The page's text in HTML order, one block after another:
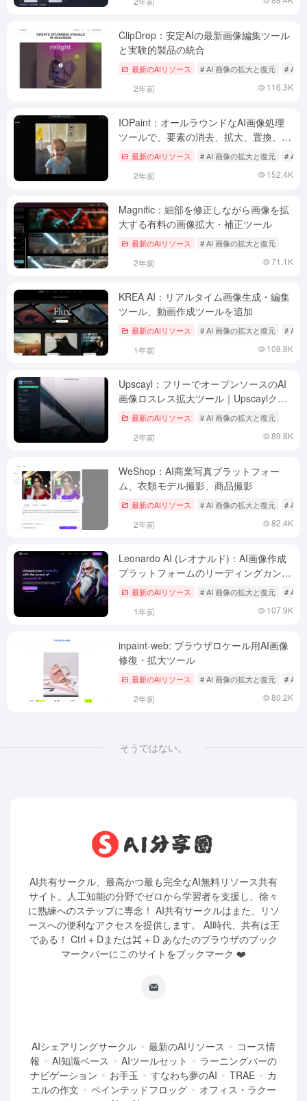
ClipDrop：安定AIの最新画像編集ツール
と実験的製品の統合
最新のAIリソース # AI 画像の拡大と復元 # AI
2年前 116.3K
IOPaint：オールラウンドなAI画像処理
ツールで、要素の消去、拡大、置換、テ
キストの描画が可能です。
最新のAIリソース # AI 画像の拡大と復元 # AI
2年前 152.4K
Magnific：細部を修正しながら画像を拡
大する有料の画像拡大・補正ツール
最新のAIリソース # AI 画像の拡大と復元
2年前 71.1K
KREA AI：リアルタイム画像生成・編集
ツール、動画作成ツールを追加
最新のAIリソース # AI 画像の拡大と復元 # AI
1年前 108.8K
Upscayl：フリーでオープンソースのAI
画像ロスレス拡大ツール｜Upscaylクラ
イアントダウンロード
最新のAIリソース # AI 画像の拡大と復元
2年前 89.8K
WeShop：AI商業写真プラットフォー
ム、衣類モデル撮影、商品撮影
最新のAIリソース # AI 画像の拡大と復元 # AI
2年前 82.4K
Leonardo AI (レオナルド)：AI画像作成
プラットフォームのリーディングカンパ
ニー、レオナルドの中国語チュートリア
最新のAIリソース # AI 画像の拡大と復元 # AI
1年前 107.9K
inpaint-web: ブラウザロケール用AI画像
修復・拡大ツール
最新のAIリソース # AI 画像の拡大と復元 # AI
2年前 80.2K
そうではない。
AI共有サークル、最高かつ最も完全なAI無料リソース共有
サイト。人工知能の分野でゼロから学習者を支援し、徐々
に熟練へのステップに専念！ AI共有サークルはまた、リソ
ースへの便利なアクセスを提供します。 AI時代、共有は王
である！ Ctrl + Dまたは⌘ + D あなたのブラウザのブック
マークバーにこのサイトをブックマーク ❤️
AIシェアリングサークル 最新のAIリソース
コース情
報
AI知識ベース AIツールセット
ラーニングバーの
ナビゲーション
お手玉 すなわち夢のAI TRAE
カ
エルの作文
ペインテッドフロッグ
オフィス・ラクー